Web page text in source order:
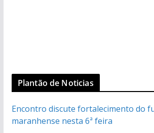
Plantão de Noticias
Encontro discute fortalecimento do
maranhense nesta 6ª feira